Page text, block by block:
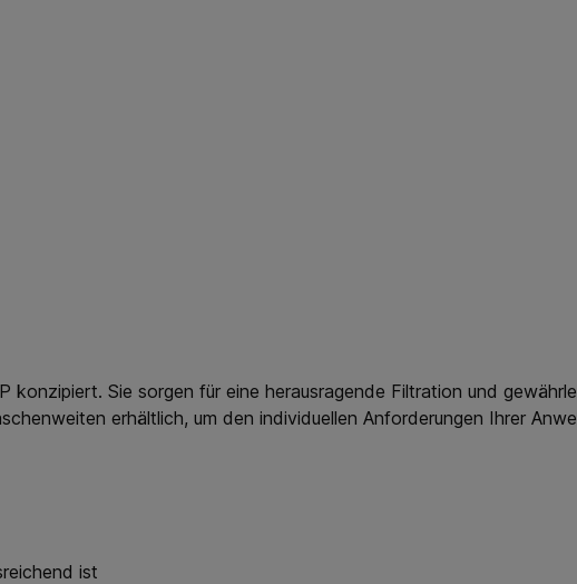
Sie sorgen für eine herausragende Filtration und
erhältlich, um den individuellen Anforderungen Ihrer
ist